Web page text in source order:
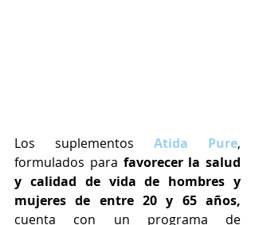
Los suplementos Atida Pure,
formulados para favorecer la salud
y calidad de vida de hombres y
mujeres de entre 20 y 65 años,
cuenta con un programa de